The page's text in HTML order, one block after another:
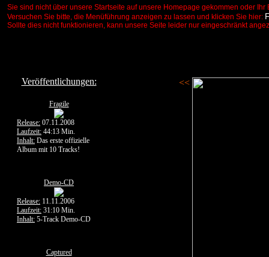
Sie sind nicht über unsere Startseite auf unsere Homepage gekommen oder
Versuchen Sie bitte, die Menüführung anzeigen zu lassen und klicken Sie hier:
Sollte dies nicht funktionieren, kann unsere Seite leider nur eingeschränkt
Veröffentlichungen:
Fragile
Release: 07.11.2008
Laufzeit: 44:13 Min.
Inhalt: Das erste offizielle
Album mit 10 Tracks!
Demo-CD
Release: 11.11.2006
Laufzeit: 31:10 Min.
Inhalt: 5-Track Demo-CD
Captured
<<